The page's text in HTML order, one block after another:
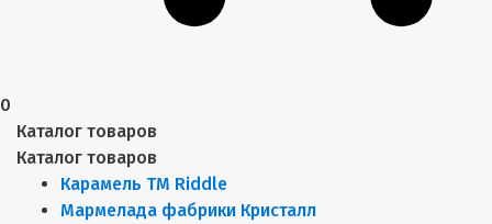
0
Каталог товаров
Каталог товаров
Карамель ТМ Riddle
Мармелада фабрики Кристалл